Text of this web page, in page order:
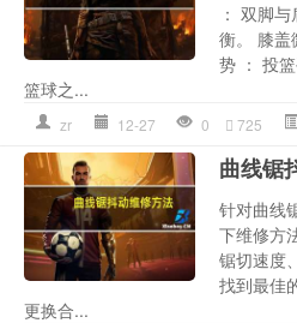
： 双脚
衡。 膝盖
势 ： 投
篮球之...
zr 12-27 0 725
曲线锯
针对曲线
下维修方
锯切速度
找到最佳
更换合...